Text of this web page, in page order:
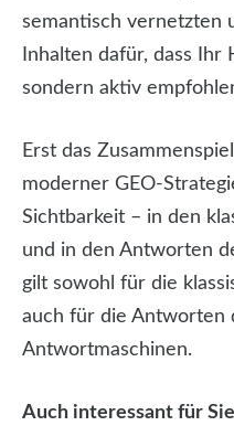
semantisch vernetzten
Inhalten dafür, dass
sondern aktiv
Erst das
moderner GEO-
Sichtbarkeit – in den
und in den Antworten
gilt sowohl für die
auch für die Antworten
Antwortmaschinen.
Auch interessant für Sie